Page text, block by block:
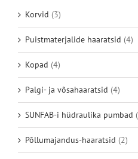
Korvid (3)
Puistmaterjalide haaratsid (4)
Kopad (4)
Palgi- ja võsahaaratsid (4)
SUNFAB-i hüdraulika pumbad
Põllumajandus-haaratsid (2)